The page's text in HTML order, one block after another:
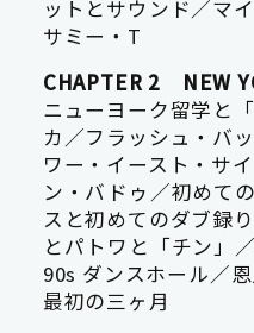
ットとサウンド／マ
サミー・T
CHAPTER 2 NEW
ニューヨーク留学と
カ／フラッシュ・バ
ワー・イースト・サ
ン・バドゥ／初めて
スと初めてのダブ録
とパトワと「チン」
90s ダンスホール／
最初の三ヶ月